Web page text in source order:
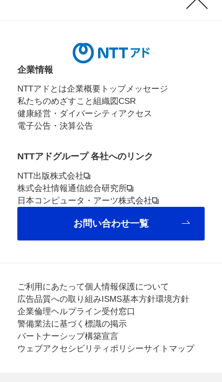
企業情報
NTTアドとは企業概要トップメッセージ
私たちのめざすこと組織図 CSR
健康経営・ダイバーシティ アクセス
電子公告・決算公告
NTTアドグループ 各社へのリンク
NTT出版株式会社
株式会社情報通信総合研究所
日本コンピュータ・アーツ株式会社
お問い合わせ一覧
ご利用にあたって個人情報保護について
広告品質への取り組み ISMS基本方針環境方針
企業倫理ヘルプライン受付窓口
警備業法に基づく標識の掲示
パートナーシップ構築宣言
ウェブアクセシビリティポリシーサイトマップ